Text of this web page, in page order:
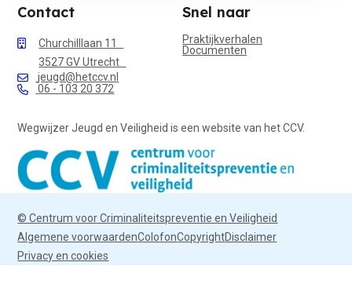
Contact
Churchilllaan 11
3527 GV Utrecht
jeugd@hetccv.nl
06 - 103 20 372
Snel naar
Praktijkverhalen
Documenten
Wegwijzer Jeugd en Veiligheid is een website van het CCV.
© Centrum voor Criminaliteitspreventie en Veiligheid
Algemene voorwaardenColofonCopyrightDisclaimer
Privacy en cookies